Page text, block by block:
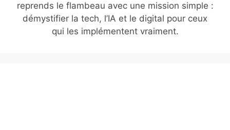
reprends le flambeau avec une mission simple :
démystifier la tech, l’IA et le digital pour ceux
qui les implémentent vraiment.